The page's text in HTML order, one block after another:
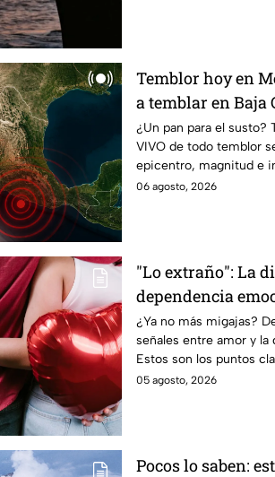
Temblor hoy en
a temblar en
madrugada
¿Un pan para el susto?
VIVO de todo temblor
epicentro, magnitud e
06 agosto, 2026
"Lo extraño": La
dependencia
¿Ya no más migajas?
señales entre amor y
Estos son los puntos
inestable.
05 agosto, 2026
Pocos lo saben: